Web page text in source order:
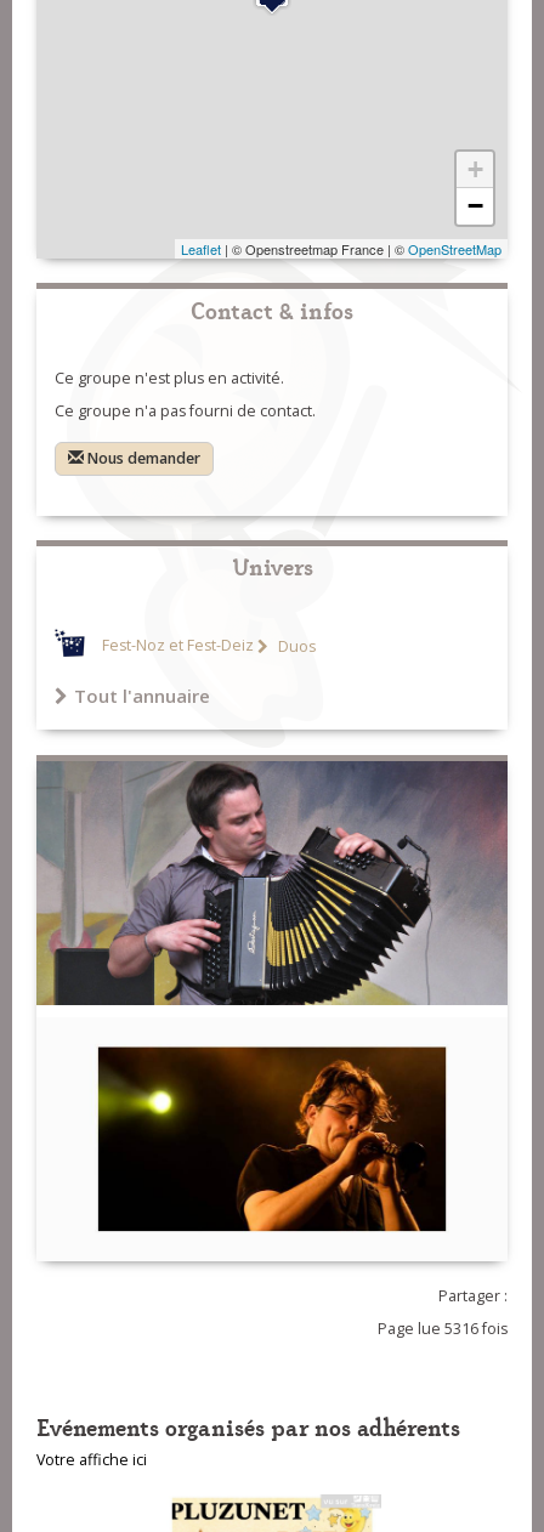
+
−
Leaflet | © Openstreetmap France | ©OpenStreetMap
Contact & infos
Ce groupe n'est plus en activité.
Ce groupe n'a pas fourni de contact.
Nous demander
Univers
Fest-Noz et Fest-Deiz Duos
Tout l'annuaire
Partager :
Page lue 5316 fois
Evénements organisés par nos adhérents
Votre affiche ici